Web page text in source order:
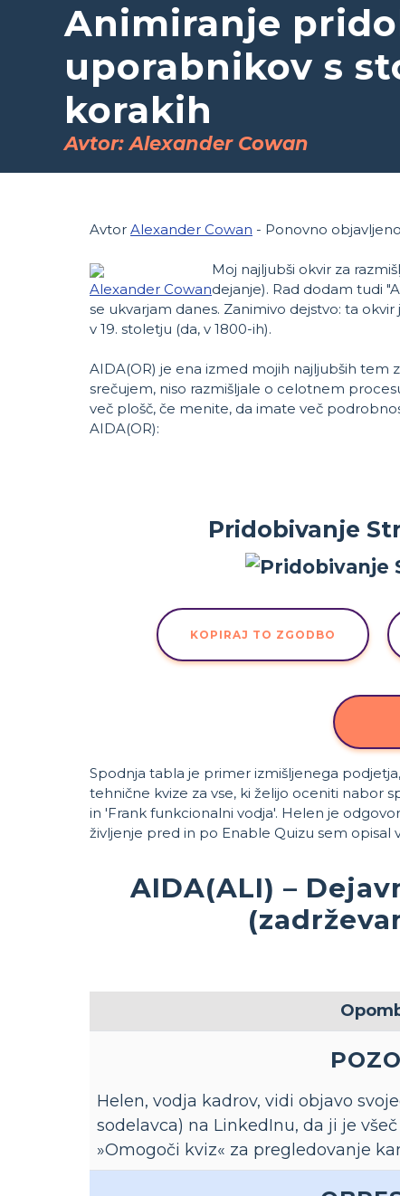
Animiranje
uporabnikov s
korakih
Avtor: Alexander Cowan
Avtor Alexander Cowan - Ponovno
Alexander Cowan
Moj najljubši okvir za
dejanje). Rad dodam tudi
se ukvarjam danes. Zanimivo dejstvo: ta
v 19. stoletju (da, v 1800-ih).
AIDA(OR) je ena izmed mojih najljubših tem
srečujem, niso razmišljale o celotnem
več plošč, če menite, da imate več
AIDA(OR):
Pridobivanje
KOPIRAJ TO ZGODBO
Spodnja tabla je primer izmišljenega
tehnične kvize za vse, ki želijo oceniti nabor
in 'Frank funkcionalni vodja'. Helen je
življenje pred in po Enable Quizu sem opisal
AIDA(ALI) –
Helen, vodja kadrov, vidi objavo
sodelavca) na LinkedInu, da ji je
»Omogoči kviz« za pregledovanje